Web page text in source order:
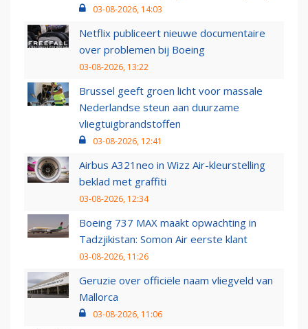
03-08-2026, 14:03
Netflix publiceert nieuwe documentaire
over problemen bij Boeing
03-08-2026, 13:22
Brussel geeft groen licht voor massale
Nederlandse steun aan duurzame
vliegtuigbrandstoffen
03-08-2026, 12:41
Airbus A321neo in Wizz Air-kleurstelling
beklad met graffiti
03-08-2026, 12:34
Boeing 737 MAX maakt opwachting in
Tadzjikistan: Somon Air eerste klant
03-08-2026, 11:26
Geruzie over officiële naam vliegveld van
Mallorca
03-08-2026, 11:06